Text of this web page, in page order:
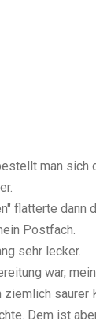
man sich
flatterte dann
Postfach.
sehr lecker.
war,
saurer
Dem ist